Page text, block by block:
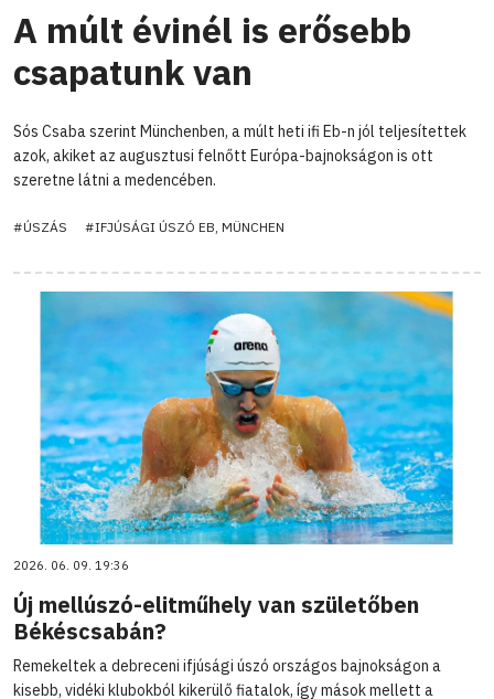
A múlt évinél is erősebb
csapatunk van
Sós Csaba szerint Münchenben, a múlt heti ifi Eb-n jól teljesítettek
azok, akiket az augusztusi felnőtt Európa-bajnokságon is ott
szeretne látni a medencében.
#ÚSZÁS #IFJÚSÁGI ÚSZÓ EB, MÜNCHEN
2026. 06. 09. 19:36
Új mellúszó-elitműhely van születőben
Békéscsabán?
Remekeltek a debreceni ifjúsági úszó országos bajnokságon a
kisebb, vidéki klubokból kikerülő fiatalok, így mások mellett a